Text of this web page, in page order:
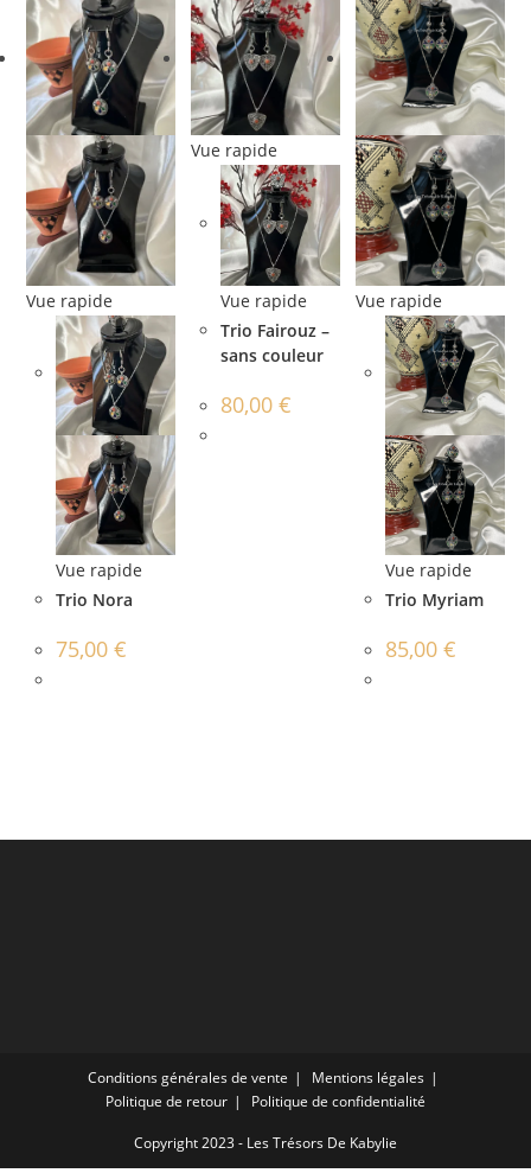
Vue rapide
Vue rapide
Trio Nora
75,00€
Vue rapide
Vue rapide
Trio Fairouz –
sans couleur
80,00 €
Vue rapide
Vue rapide
Trio Myriam
85,00 €
Conditions générales de vente
Mentions légales
Politique de retour
Politique de confidentialité
Copyright 2023 - Les Trésors De Kabylie